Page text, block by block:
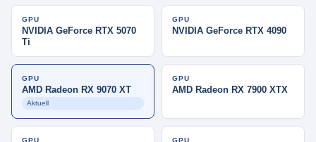
GPU
NVIDIA GeForce RTX 5070
Ti
GPU
NVIDIA GeForce RTX 4090
GPU
AMD Radeon RX 9070 XT
Aktuell
GPU
AMD Radeon RX 7900 XTX